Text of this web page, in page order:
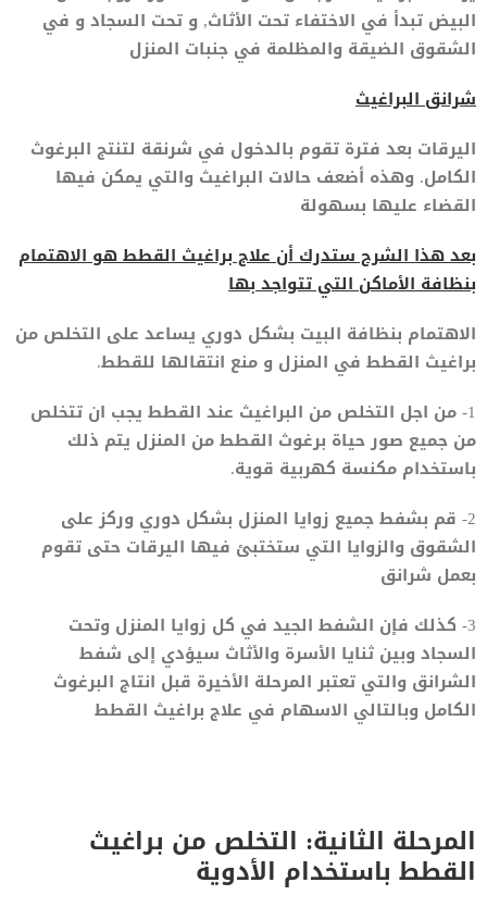
البيض تبدأ في الاختفاء تحت الأثاث, و تحت السجاد و في
الشقوق الضيقة والمظلمة في جنبات المنزل
شرانق البراغيث
اليرقات بعد فترة تقوم بالدخول في شرنقة لتنتج البرغوث
الكامل. وهذه أضعف حالات البراغيث والتي يمكن فيها
القضاء عليها بسهولة
بعد هذا الشرح ستدرك أن علاج براغيث القطط هو الاهتمام
بنظافة الأماكن التي تتواجد بها
الاهتمام بنظافة البيت بشكل دوري يساعد على التخلص من
براغيث القطط في المنزل و منع انتقالها للقطط.
1- من اجل التخلص من البراغيث عند القطط يجب ان تتخلص
من جميع صور حياة برغوث القطط من المنزل يتم ذلك
باستخدام مكنسة كهربية قوية.
2- قم بشفط جميع زوايا المنزل بشكل دوري وركز على
الشقوق والزوايا التي ستختبئ فيها اليرقات حتى تقوم
بعمل شرانق
3- كذلك فإن الشفط الجيد في كل زوايا المنزل وتحت
السجاد وبين ثنايا الأسرة والأثاث سيؤدي إلى شفط
الشرانق والتي تعتبر المرحلة الأخيرة قبل انتاج البرغوث
الكامل وبالتالي الاسهام في علاج براغيث القطط
المرحلة الثانية: التخلص من براغيث
القطط باستخدام الأدوية